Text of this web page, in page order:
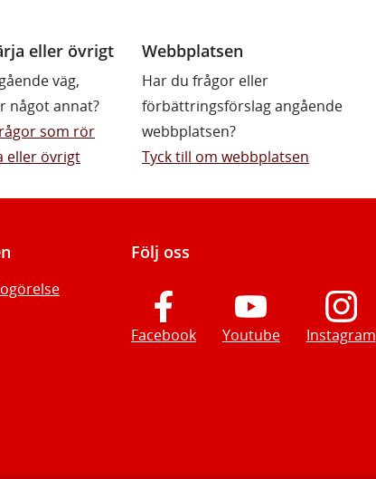
eller övrigt
väg,
något annat?
som rör
eller övrigt
Webbplatsen
Har du frågor eller
förbättringsförslag angående
webbplatsen?
Tyck till om webbplatsen
Följ oss
Facebook Youtube Instagram